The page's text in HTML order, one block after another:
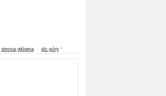
strona główna - do góry^